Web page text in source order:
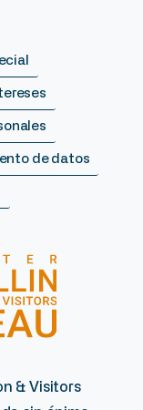
de datos
& Visitors